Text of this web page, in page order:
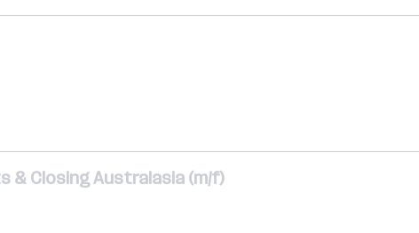
& Closing Australasia (m/f)